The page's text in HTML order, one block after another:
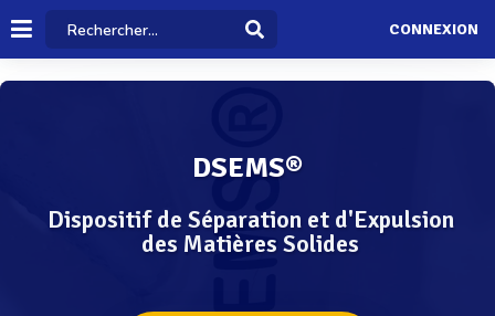
CONNEXION
DSEMS®
Dispositif de Séparation et d'Expulsion
des Matières Solides